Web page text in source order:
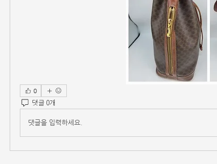
0
댓글 0개
댓글을 입력하세요.